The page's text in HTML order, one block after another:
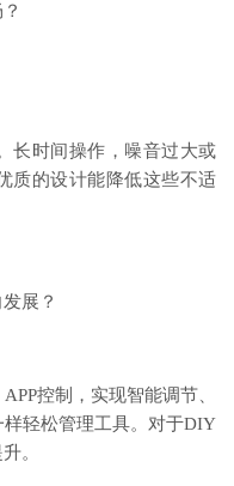
长时间操作，噪音过大或
质的设计能降低这些不适
展？
控制，实现智能调节、
轻松管理工具。对于DIY
。